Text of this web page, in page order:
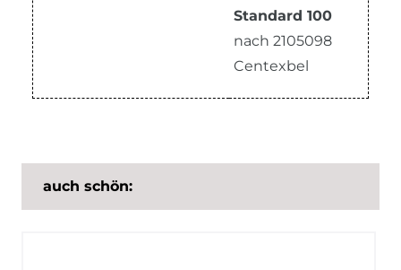
Standard 100
nach 2105098
Centexbel
auch schön: